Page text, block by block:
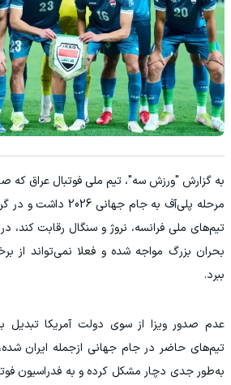
به گزارش "ورزش سه"، تیم ملی فوتبال عراق که
مرحله پلی‌آف به جام
تیم‌های ملی فرانسه، نروژ و سنگال رقابت کند،
بحران بزرگ مواجه شده و فعلا نمی‌تواند از
ببرد.
عدم صدور ویزا از سوی دولت آمریکا تبدیل
تیم‌های حاضر در جام جهانی ازجمله ایران
به‌طور جدی دچار مشکل کرده و به فدراسیون